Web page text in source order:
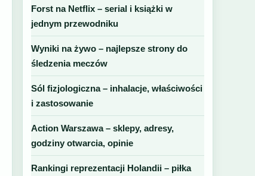
Forst na Netflix – serial i książki w
jednym przewodniku
Wyniki na żywo – najlepsze strony do
śledzenia meczów
Sól fizjologiczna – inhalacje, właściwości
i zastosowanie
Action Warszawa – sklepy, adresy,
godziny otwarcia, opinie
Rankingi reprezentacji Holandii – piłka